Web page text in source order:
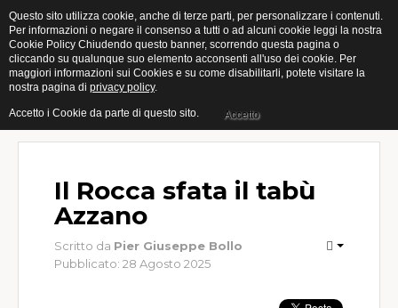
Home
Categorie
Open
Indoor
Giovanili
Il Rocca sfata il tabù
Azzano
Scritto da Pier Giuseppe Bollo
Pubblicato: 28 Agosto 2025
Questo sito utilizza cookie, anche di terze parti, per personalizzare i contenuti.
Per informazioni o negare il consenso a tutti o ad alcuni cookie leggi la nostra
Cookie Policy Chiudendo questo banner, scorrendo questa pagina o
cliccando su qualunque suo elemento acconsenti all'uso dei cookie. Per
maggiori informazioni sui Cookies e su come disabilitarli, potete visitare la
nostra pagina di privacy policy.
Accetto i Cookie da parte di questo sito. Accetto